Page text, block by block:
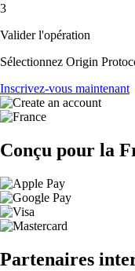
3
Valider l'opération
Sélectionnez Origin
Inscrivez-vous maintenant
Conçu pour la
Partenaires